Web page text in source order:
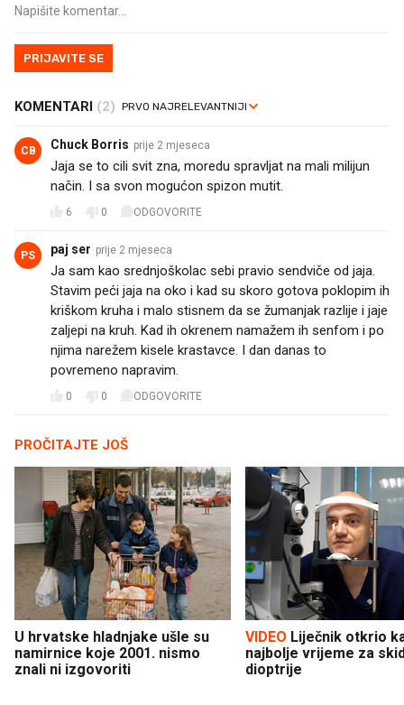
PRIJAVITE SE
KOMENTARI (2)
CB Chuck Borris prije 2 mjeseca
Jaja se to cili svit zna, moredu spravljat na mali milijun
način. I sa svon mogućon spizon mutit.
6 0 ODGOVORITE
PS paj ser prije 2 mjeseca
Ja sam kao srednjoškolac sebi pravio sendviče od jaja.
Stavim peći jaja na oko i kad su skoro gotova poklopim ih
kriškom kruha i malo stisnem da se žumanjak razlije i jaje
zaljepi na kruh. Kad ih okrenem namažem ih senfom i po
njima narežem kisele krastavce. I dan danas to
povremeno napravim.
0 0 ODGOVORITE
PROČITAJTE JOŠ
U hrvatske hladnjake ušle su
namirnice koje 2001. nismo
znali ni izgovoriti
VIDEO
najbolje vrijeme za
dioptrije